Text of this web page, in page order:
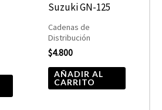
Suzuki GN-125
Cadenas de
Distribución
$4.800
AÑADIR AL
CARRITO